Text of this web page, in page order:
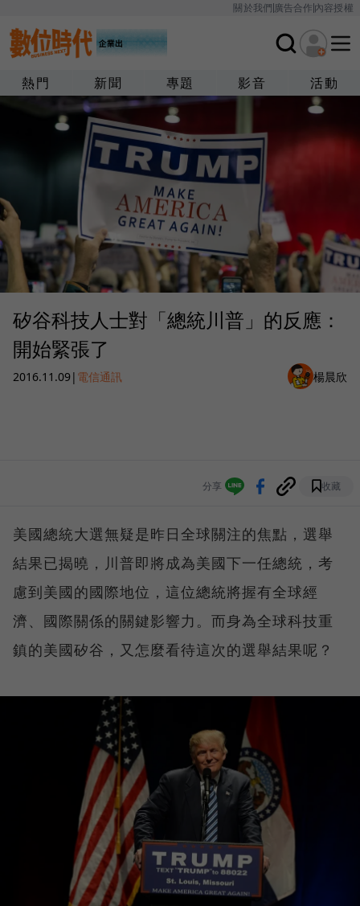
關於我們廣告合作內容授權
熱門 新聞 專題 影音 活動
矽谷科技人士對「總統川普」的反應：
開始緊張了
2016.11.09| 電信通訊 楊晨欣
分享 收藏
美國總統大選無疑是昨日全球關注的焦點，選舉
結果已揭曉，川普即將成為美國下一任總統，考
慮到美國的國際地位，這位總統將握有全球經
濟、國際關係的關鍵影響力。而身為全球科技重
鎮的美國矽谷，又怎麼看待這次的選舉結果呢？